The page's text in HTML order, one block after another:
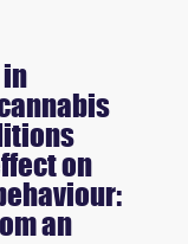
on
an